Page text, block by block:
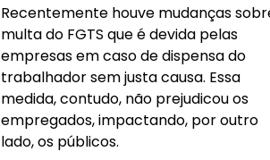
Recentemente houve mudanças
multa do FGTS que é devida pelas
empresas em caso de dispensa do
trabalhador sem justa causa. Essa
medida, contudo, não prejudicou os
empregados, impactando, por outro
lado, os públicos.